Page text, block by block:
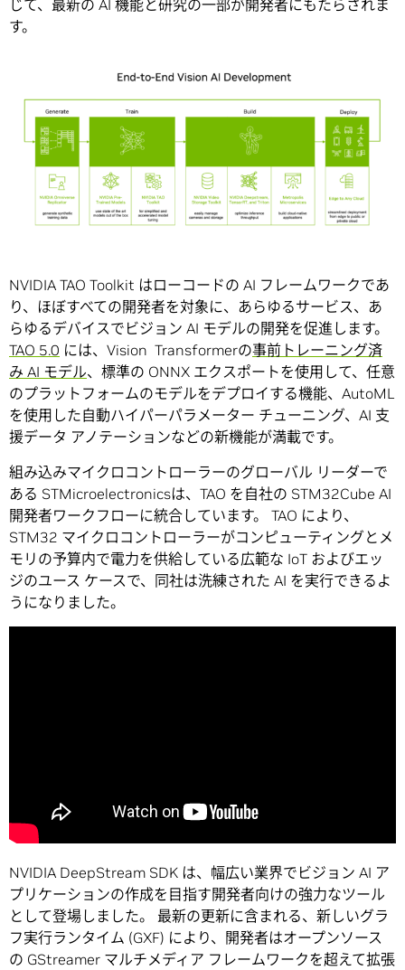
じて、最新の AI 機能と研究の一部が開発者にもたらされま
す。
NVIDIA TAO Toolkit はローコードの AI フレームワークであ
り、ほぼすべての開発者を対象に、あらゆるサービス、あ
らゆるデバイスでビジョン AI モデルの開発を促進します。
TAO 5.0 には、Vision Transformerの事前トレーニング済
み AI モデル、標準の ONNX エクスポートを使用して、任意
のプラットフォームのモデルをデプロイする機能、AutoML
を使用した自動ハイパーパラメーター チューニング、AI 支
援データ アノテーションなどの新機能が満載です。
組み込みマイクロコントローラーのグローバル リーダーで
ある STMicroelectronicsは、TAO を自社の STM32Cube AI
開発者ワークフローに統合しています。 TAO により、
STM32 マイクロコントローラーがコンピューティングとメ
モリの予算内で電力を供給している広範な IoT およびエッ
ジのユース ケースで、同社は洗練された AI を実行できるよ
うになりました。
NVIDIA DeepStream SDK は、幅広い業界でビジョン AI ア
プリケーションの作成を目指す開発者向けの強力なツール
として登場しました。 最新の更新に含まれる、新しいグラ
フ実行ランタイム (GXF) により、開発者はオープンソース
の GStreamer マルチメディア フレームワークを超えて拡張